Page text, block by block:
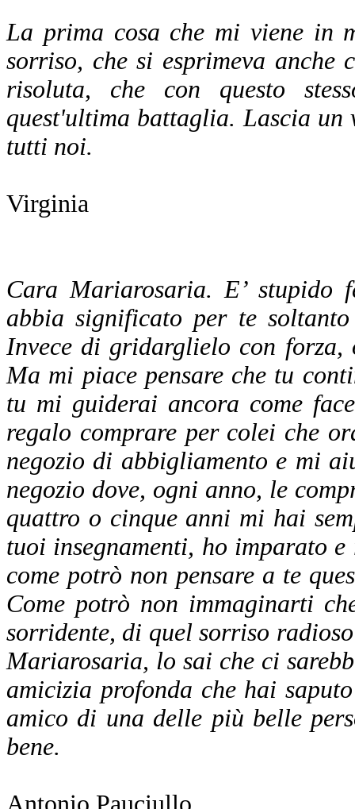
La prima cosa che mi viene in
sorriso, che si esprimeva anche
risoluta, che con questo
quest'ultima battaglia. Lascia un
tutti noi.
Virginia
Cara Mariarosaria. E’ stupido
abbia significato per te
Invece di gridarglielo con
Ma mi piace pensare che tu
tu mi guiderai ancora come
regalo comprare per colei che
negozio di abbigliamento e mi
negozio dove, ogni anno, le
quattro o cinque anni mi hai
tuoi insegnamenti, ho imparato
come potrò non pensare a te
Come potrò non immaginarti
sorridente, di quel sorriso
Mariarosaria, lo sai che ci
amicizia profonda che hai
amico di una delle più belle
bene.